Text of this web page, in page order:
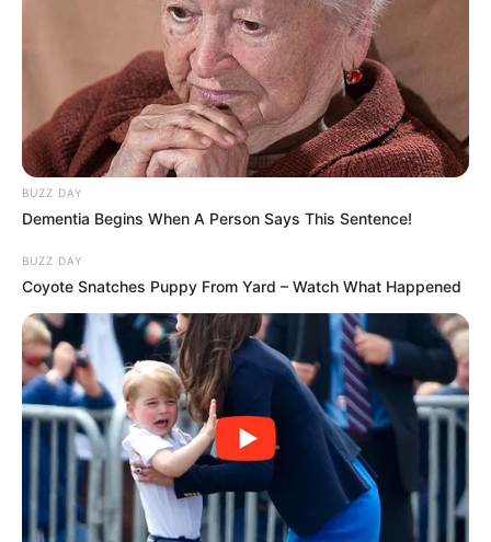
BUZZ DAY
Dementia Begins When A Person Says This Sentence!
BUZZ DAY
Coyote Snatches Puppy From Yard – Watch What Happened